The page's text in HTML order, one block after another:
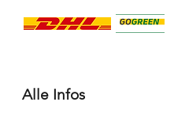
Alle Infos